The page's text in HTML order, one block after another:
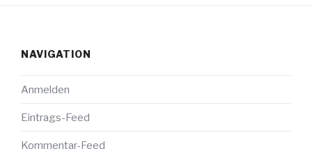
NAVIGATION
Anmelden
Eintrags-Feed
Kommentar-Feed